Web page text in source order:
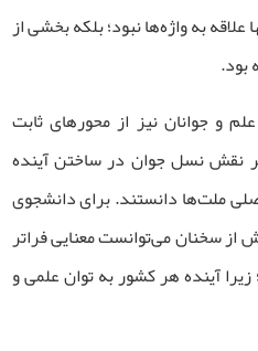
علاقه به واژه‌ها نبود؛ بلکه بخشی از
بود.
و جوانان نیز از محورهای ثابت
نقش نسل جوان در ساختن آینده
ملت‌ها دانستند. برای دانشجوی
از سخنان می‌توانست معنایی فراتر
آینده هر کشور به توان علمی و